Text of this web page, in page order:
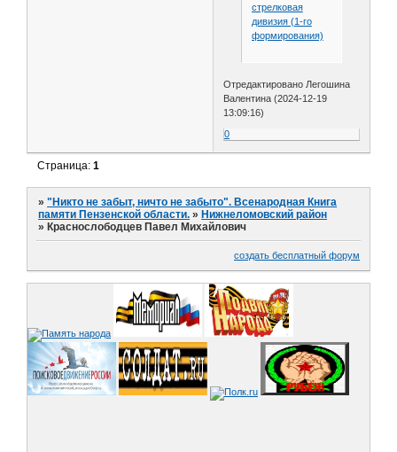
стрелковая
дивизия (1-го
формирования)
Отредактировано Легошина
Валентина (2024-12-19
13:09:16)
0
Страница:1
»"Никто не забыт, ничто не забыто". Всенародная Книга
памяти Пензенской области. » Нижнеломовский район
» Краснослободцев Павел Михайлович
создать бесплатный форум